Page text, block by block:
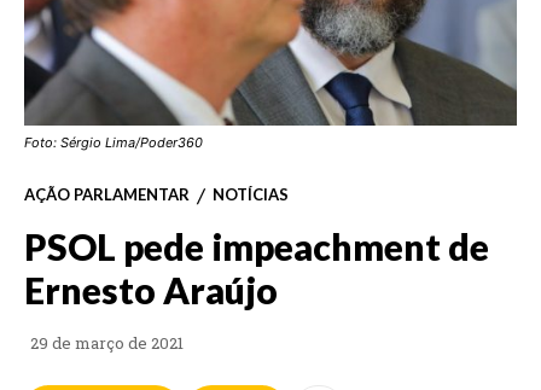
Foto: Sérgio Lima/Poder360
AÇÃO PARLAMENTAR NOTÍCIAS
PSOL pede impeachment de
Ernesto Araújo
29 de março de 2021